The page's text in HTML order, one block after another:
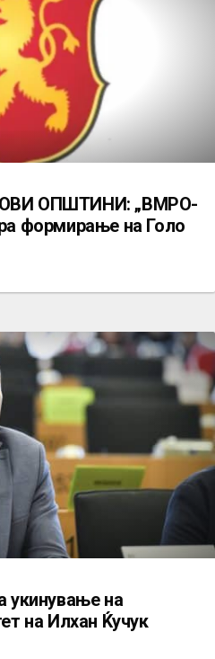
ОПШТИНИ: „ВМРО-
формирање на Голо
укинување на
на Илхан Ќучук